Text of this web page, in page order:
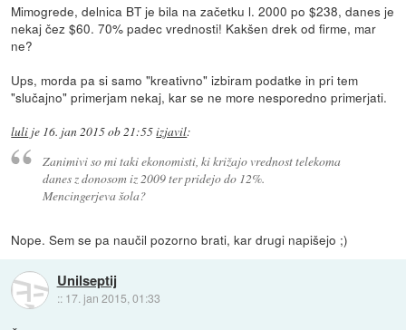
Mimogrede, delnica BT je bila na začetku l. 2000 po $238, danes je
nekaj čez $60. 70% padec vrednosti! Kakšen drek od firme, mar
ne?
Ups, morda pa si samo "kreativno" izbiram podatke in pri tem
"slučajno" primerjam nekaj, kar se ne more nesporedno primerjati.
luli je 16. jan 2015 ob 21:55izjavil:
Zanimivi so mi taki ekonomisti, ki križajo vrednost telekoma
danes z donosom iz 2009 ter pridejo do 12%.
Mencingerjeva šola?
Nope. Sem se pa naučil pozorno brati, kar drugi napišejo ;)
Unilseptij
:: 17. jan 2015, 01:33